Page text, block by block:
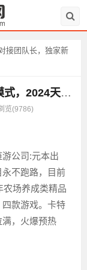
接团队长，独家新
卡特世界首码对接团队长，独家新模式，2024天花板项目
览(9786)
公司:元本出
不跑路，目前
农场养成类精品
款游戏。卡特
，火爆预热